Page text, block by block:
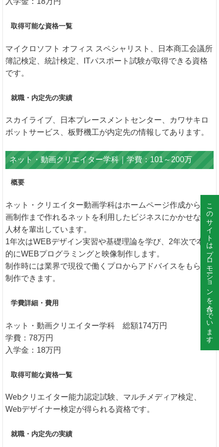
取得可能な資格一覧
マイクロソフト オフィス スペシャリスト、日本商工会議所
簿記検定、統計検定、ITパスポート試験が取得できる資格
です。
就職・内定先の実績
スカイライブ、日本プレースメントセンター、カワサキロ
ボットサービス、板野機工が内定先の情報してあります。
ネット・動画クリエイター学科｜学費：101～200万
概要
ネット・クリエイター動画学科はホームページ作成から動
画制作まで作れるネットを利用したビジネスにかかせない
人材を輩出しています。
1年次はWEBデザイン実習や基礎理論を学び、2年次で本格
的にWEBプログラミングと映像制作します。
制作時には業界で現役で働くプロからアドバイスをもらい
制作できます。
学費詳細・費用
ネット・動画クリエイター学科 総額174万円
学費：78万円
入学金：18万円
取得可能な資格一覧
Webクリエイター能力認定試験、マルチメディア検定、
Webデザイナー検定が得られる資格です。
就職・内定先の実績
このサイトはプロモーションを含んでいます。